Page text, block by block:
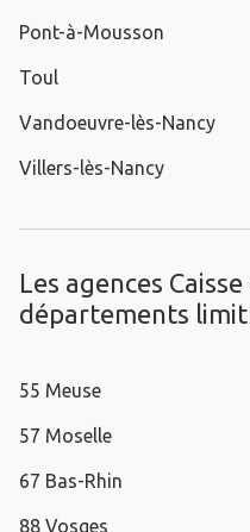
Pont-à-Mousson
Toul
Vandoeuvre-lès-Nancy
Villers-lès-Nancy
Les agences
départements
55 Meuse
57 Moselle
67 Bas-Rhin
88 Vosges